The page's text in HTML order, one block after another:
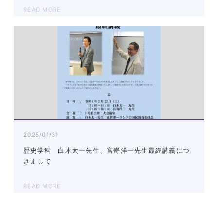
READ MORE
2025/01/31
歴史学科 白木太一先生、宮嵜洋一先生最終講義につ
きまして
READ MORE